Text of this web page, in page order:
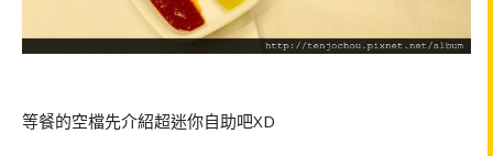
等餐的空檔先介紹超迷你自助吧XD